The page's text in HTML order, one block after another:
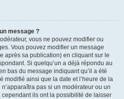
message ?
vous ne pouvez modifier ou
Vous pouvez modifier un message
après sa publication) en cliquant sur le
Si quelqu’un a déjà répondu au
bas du message indiquant qu’il a été
modifié ainsi que la date et l’heure de la
pas si un modérateur ou un
ils ont la possibilité de laisser